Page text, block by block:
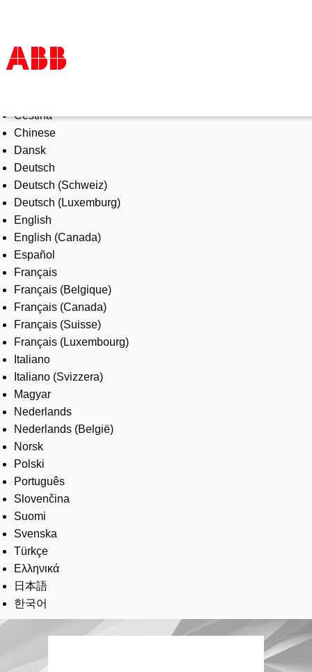
Products & Solutions
Industries
Services
About us
Where to buy
Contact us
Careers
Čeština
Chinese
Dansk
Deutsch
Deutsch (Schweiz)
Deutsch (Luxemburg)
English
English (Canada)
Español
Français
Français (Belgique)
Français (Canada)
Français (Suisse)
Français (Luxembourg)
Italiano
Italiano (Svizzera)
Magyar
Nederlands
Nederlands (België)
Norsk
Polski
Português
Slovenčina
Suomi
Svenska
Türkçe
Ελληνικά
日本語
한국어